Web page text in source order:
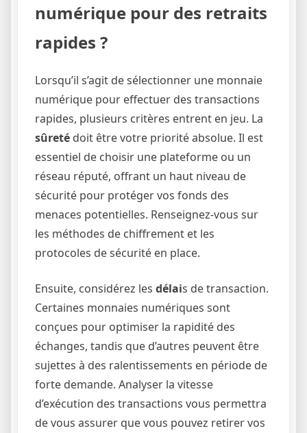
numérique pour des retraits
rapides ?
Lorsqu’il s’agit de sélectionner une monnaie
numérique pour effectuer des transactions
rapides, plusieurs critères entrent en jeu. La
sûreté doit être votre priorité absolue. Il est
essentiel de choisir une plateforme ou un
réseau réputé, offrant un haut niveau de
sécurité pour protéger vos fonds des
menaces potentielles. Renseignez-vous sur
les méthodes de chiffrement et les
protocoles de sécurité en place.
Ensuite, considérez les délais de transaction.
Certaines monnaies numériques sont
conçues pour optimiser la rapidité des
échanges, tandis que d’autres peuvent être
sujettes à des ralentissements en période de
forte demande. Analyser la vitesse
d’exécution des transactions vous permettra
de vous assurer que vous pouvez retirer vos